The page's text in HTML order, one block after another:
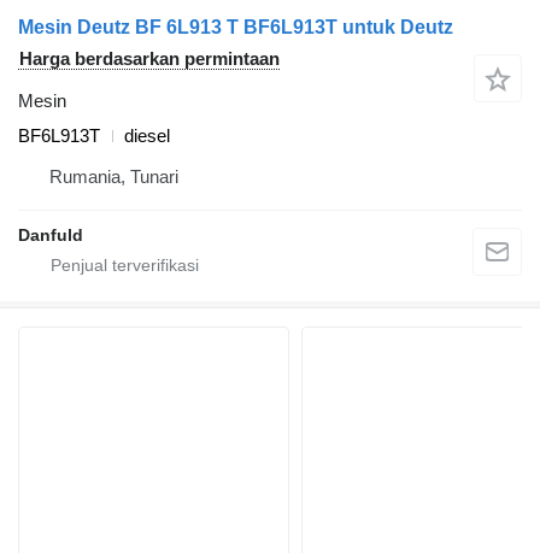
Mesin Deutz BF 6L913 T BF6L913T untuk Deutz
Harga berdasarkan permintaan
Mesin
BF6L913T
diesel
Rumania, Tunari
Danfuld